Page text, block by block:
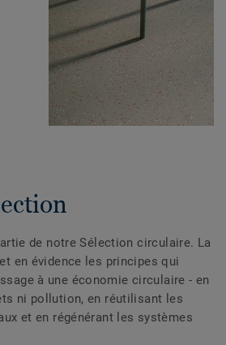
de notre Sélection circulaire. La
en évidence les principes qui
à une économie circulaire - en
ni pollution, en réutilisant les
et en régénérant les systèmes